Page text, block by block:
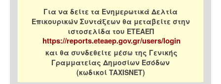
Για να δείτε τα Ενημερωτικά Δελτία
Επικουρικών Συντάξεων θα μεταβείτε στην
ιστοσελίδα του ΕΤΕΑΕΠ
https://reports.eteaep.gov.gr/users/login
και θα συνδεθείτε μέσω της Γενικής
Γραμματείας Δημοσίων Εσόδων
(κωδικοί TAXISNET)